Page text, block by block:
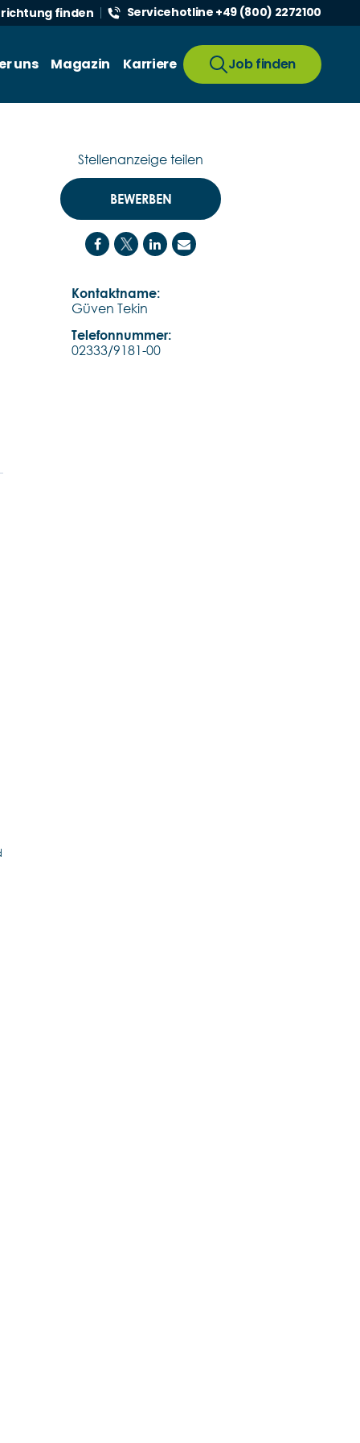
finden Servicehotline +49 (800) 2272100
uns Magazin Karriere Job finden
BEWERBEN
Kontaktname:
Güven Tekin
Telefonnummer:
02333/9181-00
Stellenanzeige teilen